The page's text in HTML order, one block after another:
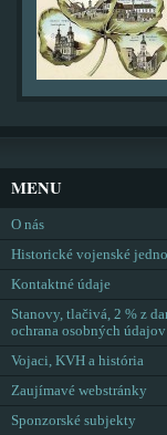
MENU
O nás
Historické vojenské
Kontaktné údaje
Stanovy, tlačivá, 2 % z
ochrana osobných údajov
Vojaci, KVH a história
Zaujímavé webstránky
Sponzorské subjekty